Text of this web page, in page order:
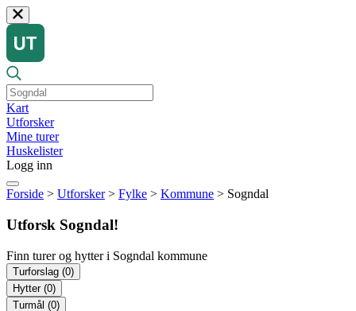
Kart
Utforsker
Mine turer
Huskelister
Logg inn
Forside > Utforsker > Fylke > Kommune > Sogndal
Utforsk Sogndal!
Finn turer og hytter i Sogndal kommune
Turforslag (0)
Hytter (0)
Turmål (0)